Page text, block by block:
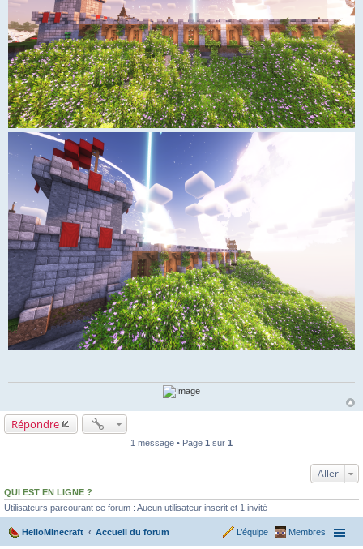
Répondre
1 message • Page 1 sur 1
Aller
QUI EST EN LIGNE ?
Utilisateurs parcourant ce forum : Aucun utilisateur inscrit et 1 invité
HelloMinecraft Accueil du forum Membres
L’équipe